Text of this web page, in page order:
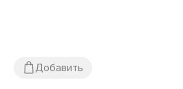
Добавить